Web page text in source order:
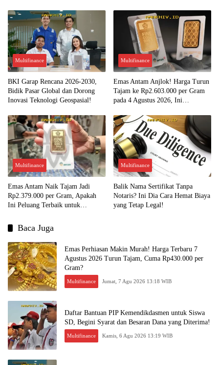
Multifinance
BKI Garap Rencana 2026-2030,
Bidik Pasar Global dan Dorong
Inovasi Teknologi Geospasial!
Multifinance
Emas Antam Anjlok! Harga Turun
Tajam ke Rp2.603.000 per Gram
pada 4 Agustus 2026, Ini
Multifinance
Emas Antam Naik Tajam Jadi
Rp2.379.000 per Gram, Apakah
Ini Peluang Terbaik untuk
Multifinance
Balik Nama Sertifikat Tanpa
Notaris? Ini Dia Cara Hemat Biaya
yang Tetap Legal!
Baca Juga
Emas Perhiasan Makin Murah! Harga Terbaru 7
Agustus 2026 Turun Tajam, Cuma Rp430.000 per
Gram?
Multifinance Jumat, 7 Agu 2026 13:18 WIB
Daftar Bantuan PIP Kemendikdasmen untuk Siswa
SD, Begini Syarat dan Besaran Dana yang Diterima!
Multifinance Kamis, 6 Agu 2026 13:19 WIB